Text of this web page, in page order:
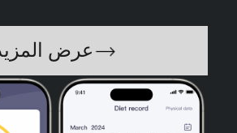
عرض